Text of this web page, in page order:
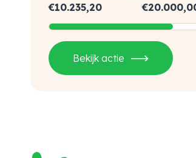
Bekijk actie
€
€10.235,20